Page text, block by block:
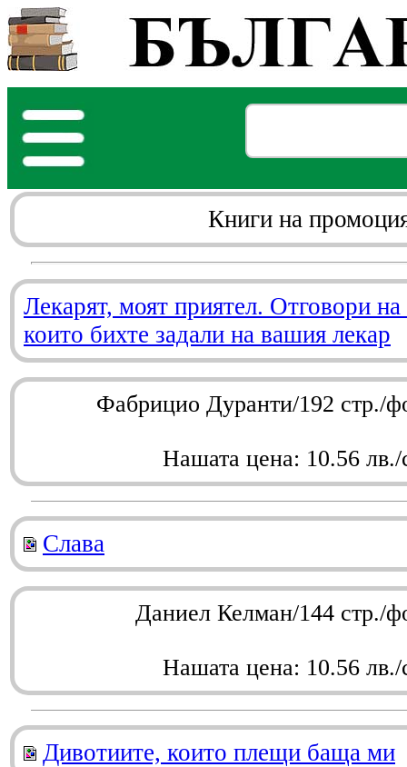
Книги на
Лекарят, моят приятел. Отговори
които бихте задали на вашия лекар
Фабрицио Дуранти/192 стр./
Нашата цена: 10.56 лв./
Слава
Даниел Келман/144 стр./
Нашата цена: 10.56 лв./
Дивотиите, които плещи баща ми